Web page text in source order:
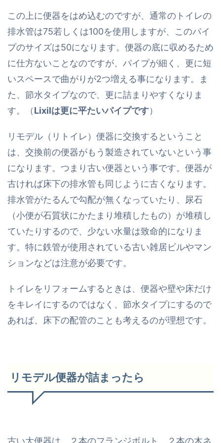
この上に便器をはめ込むのですが、通常のトイレの
排水管は75若しくは100を使用しますが、このパイ
プのサイズは50になります。便器の底に収めるため
に仕方ないことなのですが、パイプが細く、更に短
いスペースで曲がりが2つ増える事になります。ま
た、節水タイプなので、更に詰まりやすくなりま
す。（Lixilは更に平たいパイプです）
リモデル（リトイレ）便器に交換するということ
は、交換前の便器がもう製造されていないという事
になります。つまり古い便器という事です。便器が
古ければ床下の排水管も同じように古くなります。
排水管がたるんで勾配が無くなっていたり、尿石
（小便が石質状にかたまり堆積したもの）が堆積し
ていたりするので、少ない水量は致命的になりま
す。特に鉄管が使用されている古い雑居ビルやマン
ションなどは注意が必要です。
トイレをリフォームするときは、便器や壁や床だけ
をキレイにするのではなく、節水タイプにするので
あれば、床下の配管のことも考えるのが理想です。
リモデル便器が詰まったら